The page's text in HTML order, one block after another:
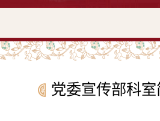
党委宣传部科